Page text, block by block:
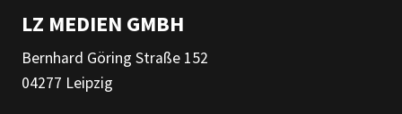
LZ MEDIEN GMBH
Bernhard Göring Straße 152
04277 Leipzig